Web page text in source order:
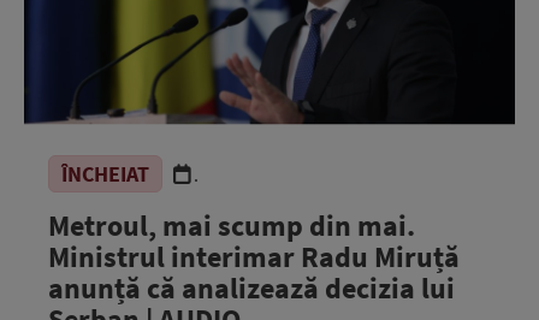
ÎNCHEIAT .
Metroul, mai scump din mai.
Ministrul interimar Radu Miruță
anunță că analizează decizia lui